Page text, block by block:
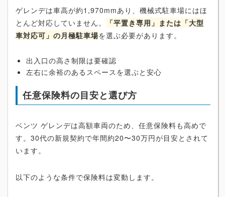
ゲレンデは車高が約1,970mmあり、機械式駐車場にはほ
とんど対応していません。
「平置き専用」または「大型
車対応可」の月極駐車場を選ぶ必要があります。
出入口の高さ制限は要確認
左右に余裕のあるスペースを選ぶと安心
任意保険料の目安と選び方
ベンツ ゲレンデは高額車両のため、任意保険料も高めで
す。30代の新規契約で年間約20〜30万円が目安とされて
います。
以下のような条件で保険料は変動します。